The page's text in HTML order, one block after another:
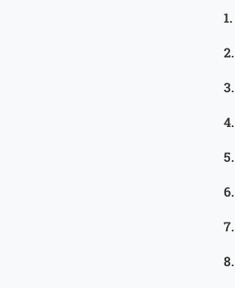
1.
2.
3.
4.
5.
6.
7.
8.